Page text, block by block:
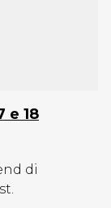
e 18
di